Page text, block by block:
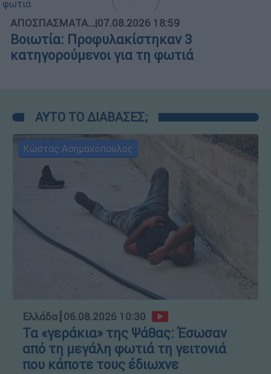
ΑΠΟΣΠΑΣΜΑΤΑ...|07.08.2026 18:59
Βοιωτία: Προφυλακίστηκαν 3
κατηγορούμενοι για τη φωτιά
ΑΥΤΟ ΤΟ ΔΙΑΒΑΣΕΣ;
Κώστας Ασημακόπουλος
Ελλάδα┋06.08.2026 10:30
Τα «γεράκια» της Ψάθας: Έσωσαν
από τη μεγάλη φωτιά τη γειτονιά
που κάποτε τους έδιωχνε